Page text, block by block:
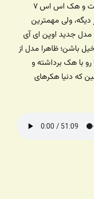
درسته که در این شماره از فروختن رانت و هک اس اس ۷
ولی مهمترین
جدید اوپن ای آی
باشن؛‌ ظاهرا مدل از
رو با هک برداشته و
که دنیا هکرهای